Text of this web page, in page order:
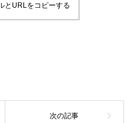
とURLをコピーする